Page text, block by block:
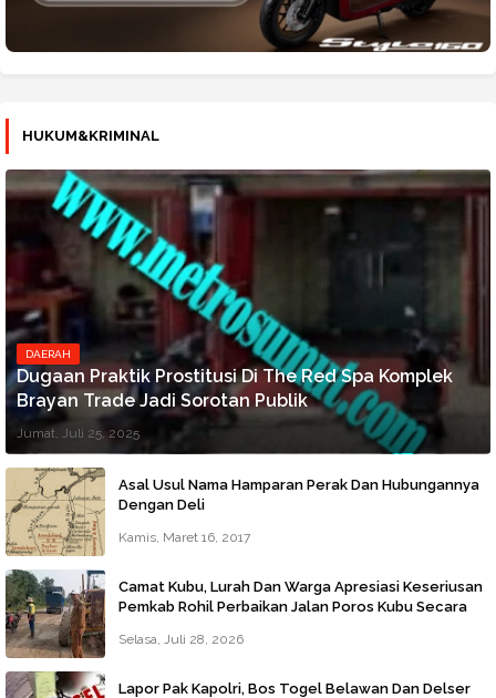
HUKUM&KRIMINAL
DAERAH
Dugaan Praktik Prostitusi Di The Red Spa Komplek
Brayan Trade Jadi Sorotan Publik
Jumat, Juli 25, 2025
Asal Usul Nama Hamparan Perak Dan Hubungannya
Dengan Deli
Kamis, Maret 16, 2017
Camat Kubu, Lurah Dan Warga Apresiasi Keseriusan
Pemkab Rohil Perbaikan Jalan Poros Kubu Secara
Selasa, Juli 28, 2026
Lapor Pak Kapolri, Bos Togel Belawan Dan Delser